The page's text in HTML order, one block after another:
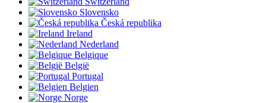
Slovensko
Česká republika
Ireland
Nederland
Belgique
België
Portugal
Belgien
Norge